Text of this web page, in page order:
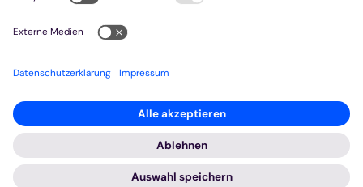
Kirchenzeitung
Amtsblatt (Kirchlicher Anzeiger)
Rechtsdatenbank
Meldestelle gemäß Hinweisgeberschutzgesetz
2026 © Bistum Aachen
Impressum